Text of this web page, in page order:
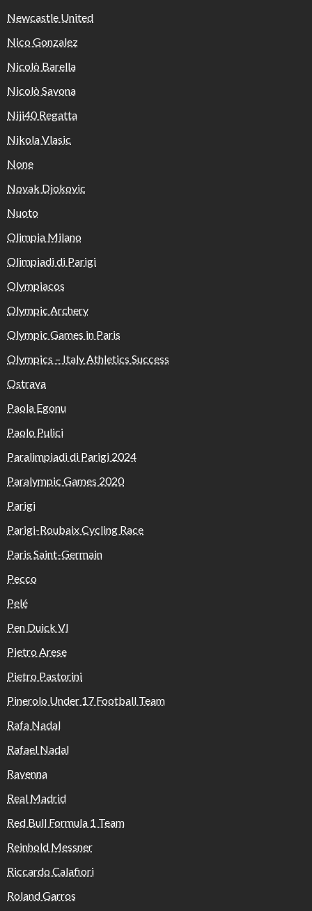
Newcastle United
Nico Gonzalez
Nicolò Barella
Nicolò Savona
Niji40 Regatta
Nikola Vlasic
None
Novak Djokovic
Nuoto
Olimpia Milano
Olimpiadi di Parigi
Olympiacos
Olympic Archery
Olympic Games in Paris
Olympics – Italy Athletics Success
Ostrava
Paola Egonu
Paolo Pulici
Paralimpiadi di Parigi 2024
Paralympic Games 2020
Parigi
Parigi-Roubaix Cycling Race
Paris Saint-Germain
Pecco
Pelé
Pen Duick VI
Pietro Arese
Pietro Pastorini
Pinerolo Under 17 Football Team
Rafa Nadal
Rafael Nadal
Ravenna
Real Madrid
Red Bull Formula 1 Team
Reinhold Messner
Riccardo Calafiori
Roland Garros